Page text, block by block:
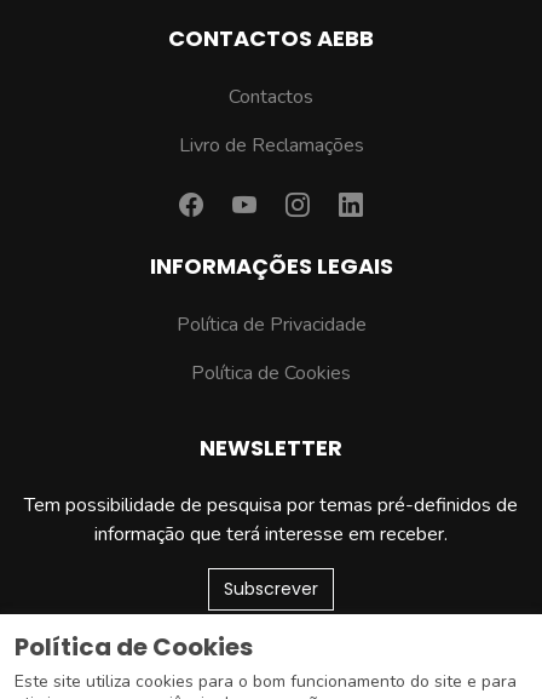
Política de Cookies
Este site utiliza cookies para o bom funcionamento do site e para
CONTACTOS AEBB
Contactos
Livro de Reclamações
INFORMAÇÕES LEGAIS
Política de Privacidade
Política de Cookies
NEWSLETTER
Tem possibilidade de pesquisa por temas pré-definidos de
informação que terá interesse em receber.
Subscrever